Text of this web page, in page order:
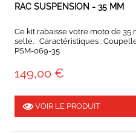
RAC SUSPENSION - 35 MM
Ce kit rabaisse votre moto de
selle. Caractéristiques :
PSM-069-35
149,00 €
VOIR LE PRODUIT